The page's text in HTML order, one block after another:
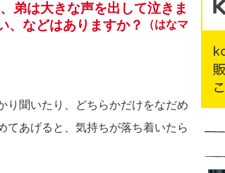
弟は大きな声を出して泣きま
、などはありますか？
（はなマ
り聞いたり、どちらかだけをなだめ
あげると、気持ちが落ち着いたら